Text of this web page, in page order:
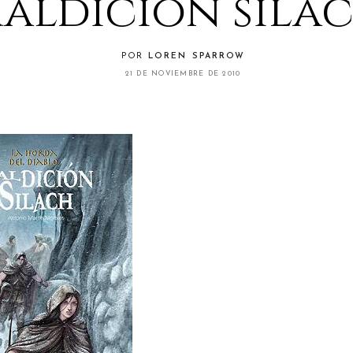
POR LOREN SPARROW
21 DE NOVIEMBRE DE 2010